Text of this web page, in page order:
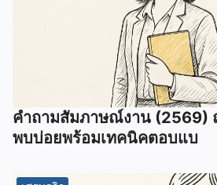
คำถามสัมภาษณ์งาน (2569)
พบบ่อยพร้อมเทคนิคตอบแบ